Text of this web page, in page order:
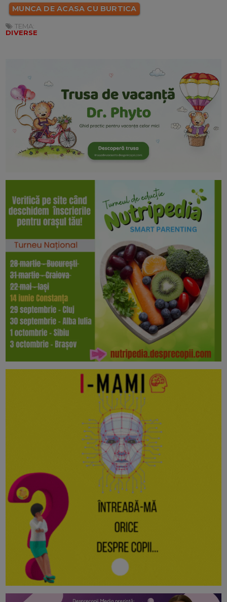
MUNCA DE ACASA CU BURTICA
TEMA:
DIVERSE